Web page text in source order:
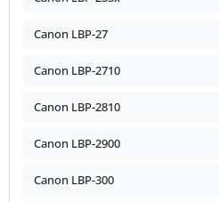
Canon LBP-27
Canon LBP-2710
Canon LBP-2810
Canon LBP-2900
Canon LBP-300